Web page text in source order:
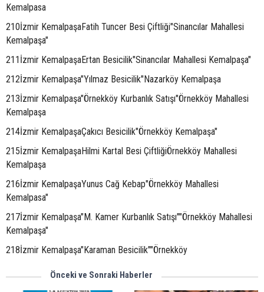
Kemalpasa
210İzmir KemalpaşaFatih Tuncer Besi Çiftliği"Sinancılar Mahallesi
Kemalpaşa"
211İzmir KemalpaşaErtan Besicilik"Sinancılar Mahallesi Kemalpaşa"
212İzmir Kemalpaşa"Yılmaz Besicilik"Nazarköy Kemalpaşa
213İzmir Kemalpaşa"Örnekköy Kurbanlık Satışı"Örnekköy Mahallesi
Kemalpaşa
214İzmir KemalpaşaÇakıcı Besicilik"Örnekköy Kemalpaşa"
215İzmir KemalpaşaHilmi Kartal Besi ÇiftliğiÖrnekköy Mahallesi
Kemalpaşa
216İzmir KemalpaşaYunus Cağ Kebap"Örnekköy Mahallesi
Kemalpasa"
217İzmir Kemalpaşa"M. Kamer Kurbanlık Satışı""Örnekköy Mahallesi
Kemalpaşa"
218İzmir Kemalpaşa"Karaman Besicilik""Örnekköy
Önceki ve Sonraki Haberler